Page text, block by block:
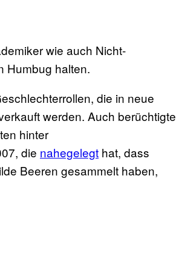
wie auch Nicht-
Humbug halten.
die in neue
werden. Auch berüchtigte
hinter
die nahegelegt hat, dass
Beeren gesammelt haben,